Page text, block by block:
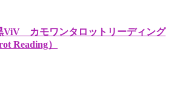
ViV カモワンタロットリーディング
Reading）